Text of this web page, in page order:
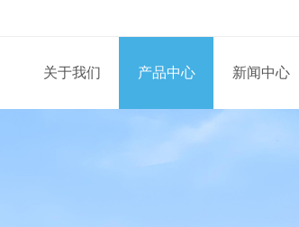
关于我们 产品中心 新闻中心